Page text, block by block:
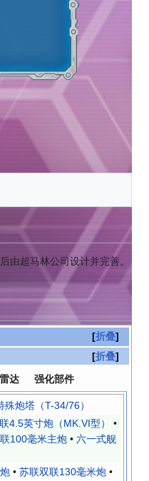
由超马林公司设计并完善。
折叠
折叠
雷达 强化部件
殊炮塔（T-34/76）
4.5英寸炮（MK.VI型）
•
100毫米主炮 • 六一式舰
• 苏联双联130毫米炮 •